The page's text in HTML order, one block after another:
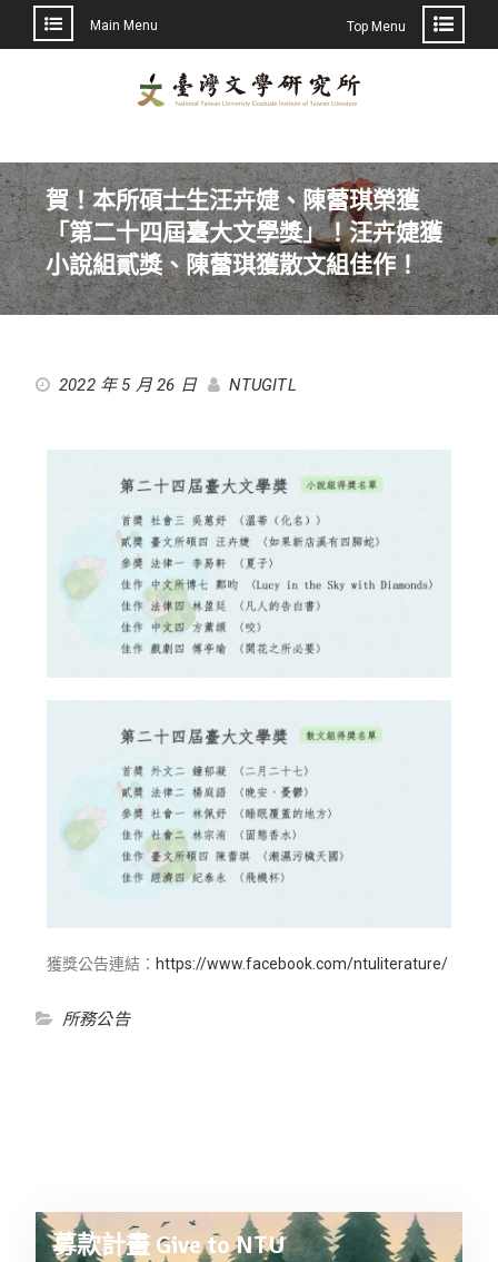
Main Menu Top Menu
賀！本所碩士生汪卉婕、陳蕾琪榮獲
「第二十四屆臺大文學獎」！汪卉婕獲
小說組貳獎、陳蕾琪獲散文組佳作！
2022 年 5 月 26 日 NTUGITL
獲獎公告連結： https://www.facebook.com/ntuliterature/
所務公告
募款計畫 Give to NTU